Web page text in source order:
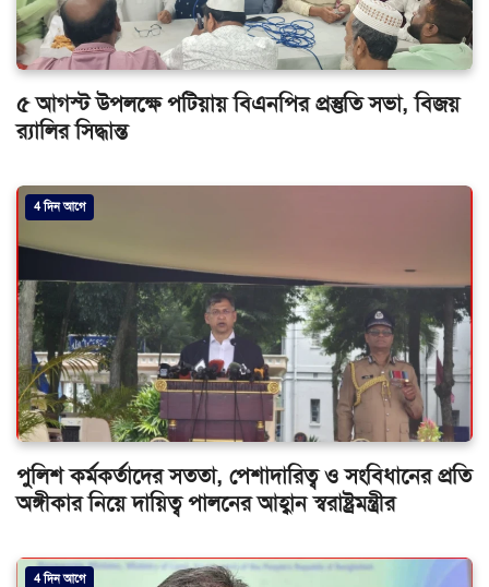
৫ আগস্ট উপলক্ষে পটিয়ায় বিএনপির প্রস্তুতি সভা, বিজয়
র‌্যালির সিদ্ধান্ত
4 দিন আগে
পুলিশ কর্মকর্তাদের সততা, পেশাদারিত্ব ও সংবিধানের প্রতি
অঙ্গীকার নিয়ে দায়িত্ব পালনের আহ্বান স্বরাষ্ট্রমন্ত্রীর
4 দিন আগে